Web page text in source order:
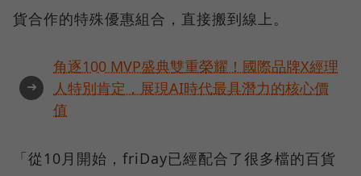
貨合作的特殊優惠組合，直接搬到線上。
➜
角逐100 MVP盛典雙重榮耀！國際品牌X經理
人特別肯定，展現AI時代最具潛力的核心價
值
「從10月開始，friDay已經配合了很多檔的百貨